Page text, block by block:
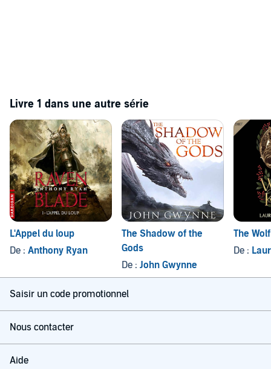
Livre 1 dans une autre série
L'Appel du loup
De : Anthony Ryan
The Shadow of the
Gods
De : John Gwynne
The
De :
Saisir un code promotionnel
Nous contacter
Aide